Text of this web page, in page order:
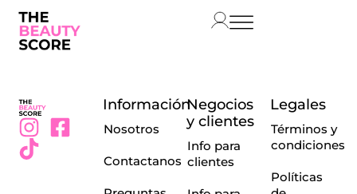
Información
Nosotros
Contactanos
Negocios
y clientes
Info para
clientes
Legales
Términos y
condiciones
Políticas